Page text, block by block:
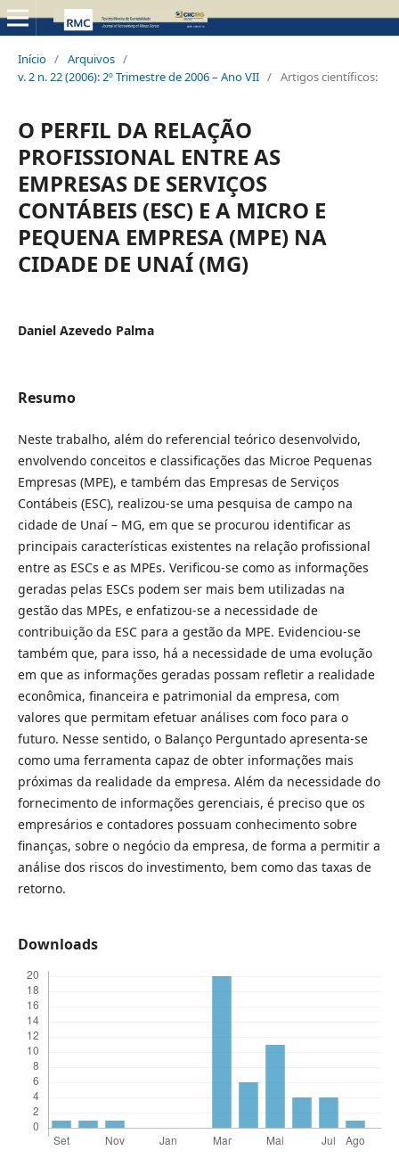
Início / Arquivos /
v. 2 n. 22 (2006): 2º Trimestre de 2006 – Ano VII / Artigos científicos:
O PERFIL DA RELAÇÃO
PROFISSIONAL ENTRE AS
EMPRESAS DE SERVIÇOS
CONTÁBEIS (ESC) E A MICRO E
PEQUENA EMPRESA (MPE) NA
CIDADE DE UNAÍ (MG)
Daniel Azevedo Palma
Resumo
Neste trabalho, além do referencial teórico desenvolvido,
envolvendo conceitos e classificações das Microe Pequenas
Empresas (MPE), e também das Empresas de Serviços
Contábeis (ESC), realizou-se uma pesquisa de campo na
cidade de Unaí – MG, em que se procurou identificar as
principais características existentes na relação profissional
entre as ESCs e as MPEs. Verificou-se como as informações
geradas pelas ESCs podem ser mais bem utilizadas na
gestão das MPEs, e enfatizou-se a necessidade de
contribuição da ESC para a gestão da MPE. Evidenciou-se
também que, para isso, há a necessidade de uma evolução
em que as informações geradas possam refletir a realidade
econômica, financeira e patrimonial da empresa, com
valores que permitam efetuar análises com foco para o
futuro. Nesse sentido, o Balanço Perguntado apresenta-se
como uma ferramenta capaz de obter informações mais
próximas da realidade da empresa. Além da necessidade do
fornecimento de informações gerenciais, é preciso que os
empresários e contadores possuam conhecimento sobre
finanças, sobre o negócio da empresa, de forma a permitir a
análise dos riscos do investimento, bem como das taxas de
retorno.
Downloads